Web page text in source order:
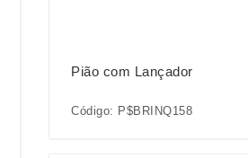
Pião com Lançador
Código: P$BRINQ158